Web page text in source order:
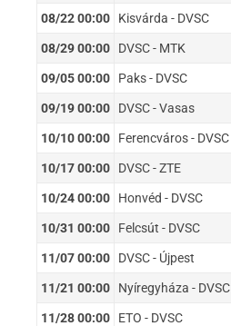
08/22 00:00 Kisvárda - DVSC
08/29 00:00 DVSC - MTK
09/05 00:00 Paks - DVSC
09/19 00:00 DVSC - Vasas
10/10 00:00 Ferencváros - DVSC
10/17 00:00 DVSC - ZTE
10/24 00:00 Honvéd - DVSC
10/31 00:00 Felcsút - DVSC
11/07 00:00 DVSC - Újpest
11/21 00:00 Nyíregyháza - DVSC
11/28 00:00 ETO - DVSC